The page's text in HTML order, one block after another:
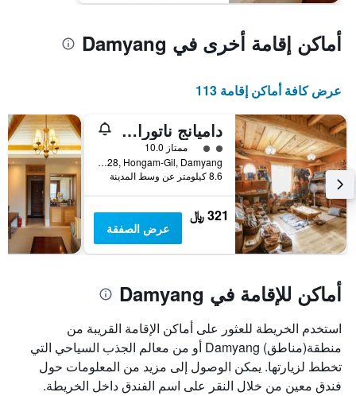
أماكن إقامة أخرى في Damyang
عرض كافة أماكن إقامة 113
داميانج ناتورال ناديوري بنشن
تقييم فئة 2
ممتاز 10.0
Damyang-Gun, Jeollanam-do 39-28, Hongam-Gil, Damyang, كوريا الجنوبية
8.6 كيلومتر عن وسط المدينة
321 ﷼
عرض الصفقة
أماكن للإقامة في Damyang
استخدم الخريطة للعثور على أماكن الإقامة القريبة من
منطقة(مناطق) Damyang أو من معالم الجذب السياحي التي
تخطط لزيارتها. يمكن الوصول إلى مزيد من المعلومات حول
فندق معين من خلال النقر على اسم الفندق داخل الخريطة.